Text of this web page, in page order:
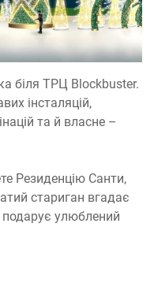
біля ТРЦ Blockbuster.
інсталяцій,
та й власне –
Резиденцію Санти,
стариган вгадає
подарує улюблений